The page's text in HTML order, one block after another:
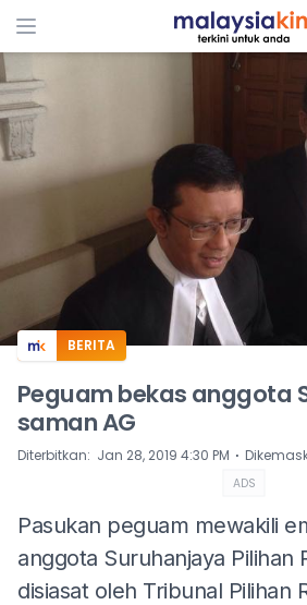
ADS
BERITA
Peguam bekas anggota
saman AG
Diterbitkan: Jan 28, 2019 4:30 PM ⋅
ADS
Pasukan peguam mewakili
anggota Suruhanjaya Pilihan
disiasat oleh Tribunal Pilihan